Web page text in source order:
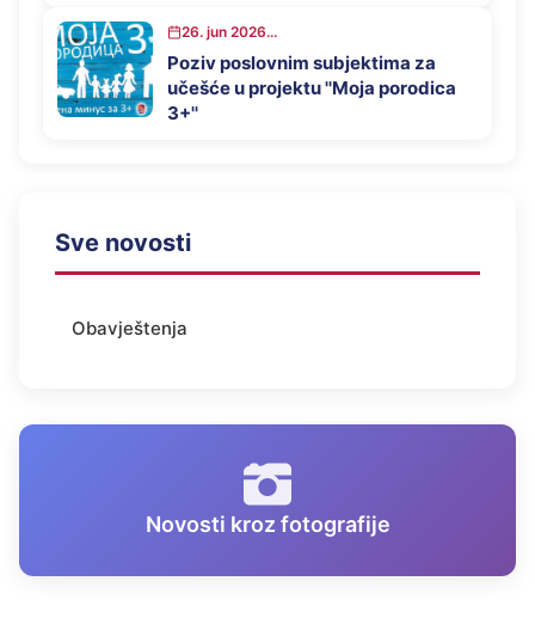
26. jun 2026...
Poziv poslovnim subjektima za
učešće u projektu ''Moja porodica
3+''
Sve novosti
Obavještenja
Novosti kroz fotografije